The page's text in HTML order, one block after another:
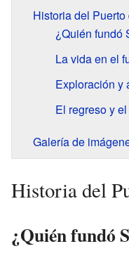
Historia del
¿Quién fundó
La vida en el
Exploración y
El regreso y
Galería de
Historia del
¿Quién fundó